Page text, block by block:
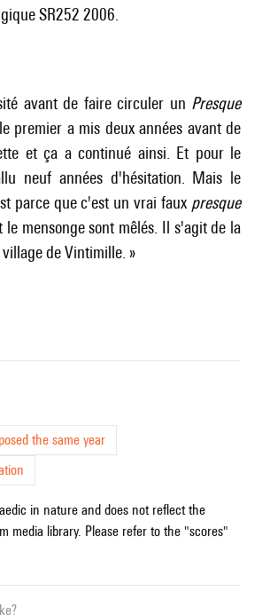
SR252 2006.
avant de faire circuler un Presque
premier a mis deux années avant de
et ça a continué ainsi. Et pour le
neuf années d'hésitation. Mais le
parce que c'est un vrai faux presque
mensonge sont mêlés. Il s'agit de la
de Vintimille. »
the same year
in nature and does not reflect the
media library. Please refer to the "scores"